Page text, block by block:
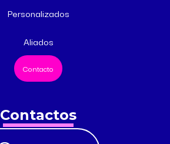
Personalizados
Aliados
Contacto
Contactos